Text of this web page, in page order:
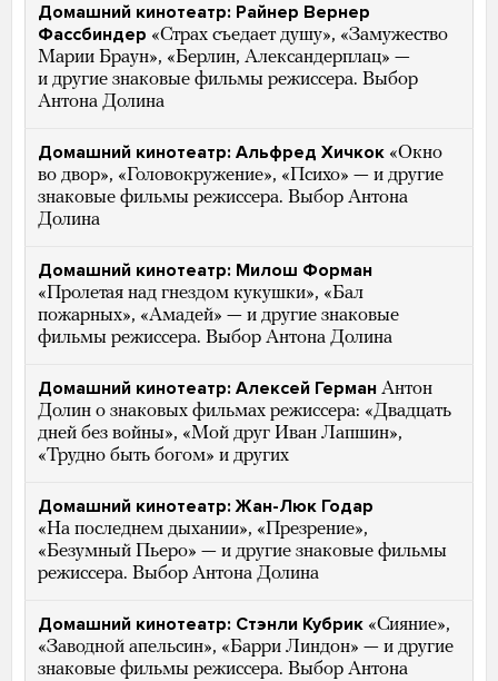
Домашний кинотеатр: Райнер Вернер
Фассбиндер «Страх съедает душу», «Замужество
Марии Браун», «Берлин, Александерплац» —
и другие знаковые фильмы режиссера. Выбор
Антона Долина
Домашний кинотеатр: Альфред Хичкок «Окно
во двор», «Головокружение», «Психо» — и другие
знаковые фильмы режиссера. Выбор Антона
Долина
Домашний кинотеатр: Милош Форман
«Пролетая над гнездом кукушки», «Бал
пожарных», «Амадей» — и другие знаковые
фильмы режиссера. Выбор Антона Долина
Домашний кинотеатр: Алексей Герман Антон
Долин о знаковых фильмах режиссера: «Двадцать
дней без войны», «Мой друг Иван Лапшин»,
«Трудно быть богом» и других
Домашний кинотеатр: Жан-Люк Годар
«На последнем дыхании», «Презрение»,
«Безумный Пьеро» — и другие знаковые фильмы
режиссера. Выбор Антона Долина
Домашний кинотеатр: Стэнли Кубрик «Сияние»,
«Заводной апельсин», «Барри Линдон» — и другие
знаковые фильмы режиссера. Выбор Антона